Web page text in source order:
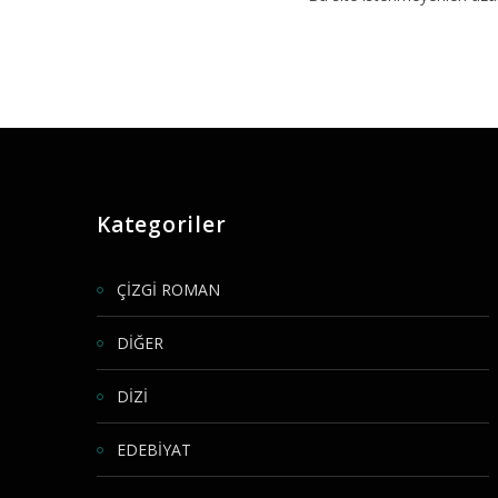
Kategoriler
ÇİZGİ ROMAN
DİĞER
DİZİ
EDEBİYAT